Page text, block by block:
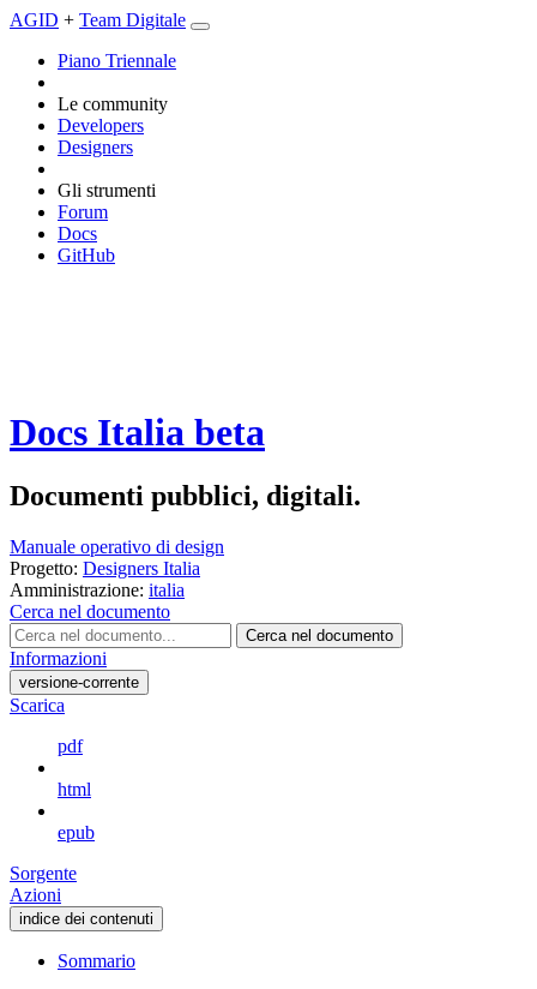
AGID + Team Digitale
Piano Triennale
Le community
Developers
Designers
Gli strumenti
Forum
Docs
GitHub
Docs Italia beta
Documenti pubblici, digitali.
Manuale operativo di design
Progetto: Designers Italia
Amministrazione: italia
Cerca nel documento
Cerca nel documento
Informazioni
versione-corrente
Scarica
pdf
html
epub
Sorgente
Azioni
indice dei contenuti
Sommario